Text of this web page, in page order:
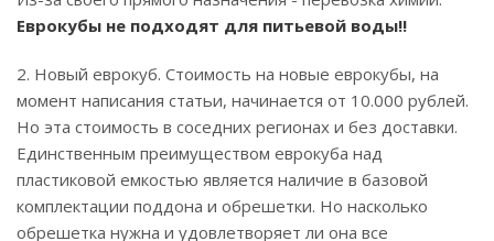
Еврокубы не подходят для питьевой воды!!
2. Новый еврокуб. Стоимость на новые еврокубы, на
момент написания статьи, начинается от 10.000 рублей.
Но эта стоимость в соседних регионах и без доставки.
Единственным преимуществом еврокуба над
пластиковой емкостью является наличие в базовой
комплектации поддона и обрешетки. Но насколько
обрешетка нужна и удовлетворяет ли она все